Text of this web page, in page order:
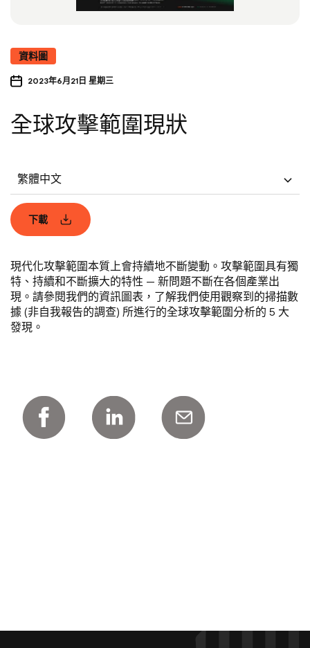
資料圖
2023年6月21日 星期三
全球攻擊範圍現狀
繁體中文
下載
現代化攻擊範圍本質上會持續地不斷變動。攻擊範圍具有獨
特、持續和不斷擴大的特性 — 新問題不斷在各個產業出
現。請參閱我們的資訊圖表，了解我們使用觀察到的掃描數
據 (非自我報告的調查) 所進行的全球攻擊範圍分析的 5 大
發現。